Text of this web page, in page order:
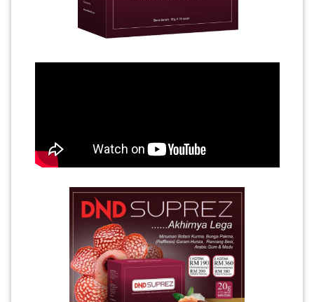
SELECT NEGERI
SELANGOR(37)
KELANTAN(22)
SEMBILAN(10)